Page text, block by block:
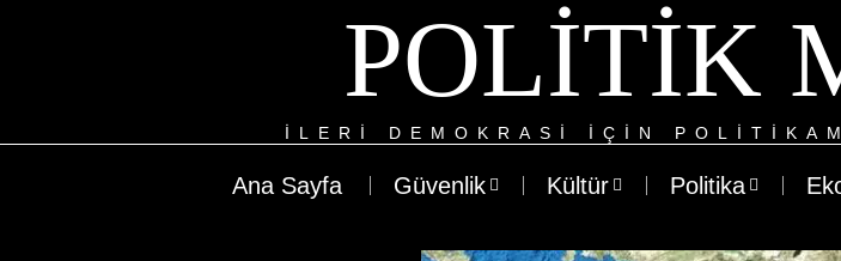
POLITIK
ILERI DEMOKRASI IÇIN
Ana Sayfa Güvenlik Kültür Politika